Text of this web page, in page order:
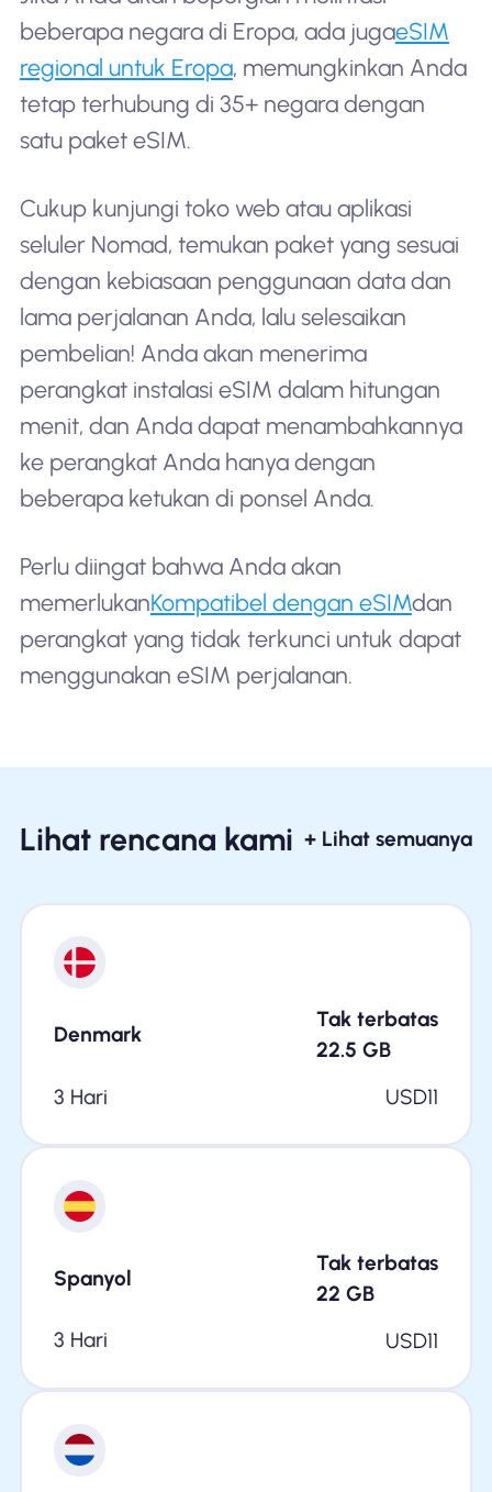
beberapa negara di Eropa, ada jugaeSIM
regional untuk Eropa, memungkinkan Anda
tetap terhubung di 35+ negara dengan
satu paket eSIM.
Cukup kunjungi toko web atau aplikasi
seluler Nomad, temukan paket yang sesuai
dengan kebiasaan penggunaan data dan
lama perjalanan Anda, lalu selesaikan
pembelian! Anda akan menerima
perangkat instalasi eSIM dalam hitungan
menit, dan Anda dapat menambahkannya
ke perangkat Anda hanya dengan
beberapa ketukan di ponsel Anda.
Perlu diingat bahwa Anda akan
memerlukanKompatibel dengan eSIMdan
perangkat yang tidak terkunci untuk dapat
menggunakan eSIM perjalanan.
Lihat rencana kami + Lihat semuanya
Denmark
Tak terbatas
22.5 GB
3 Hari
USD11
Spanyol
Tak terbatas
22 GB
3 Hari
USD11